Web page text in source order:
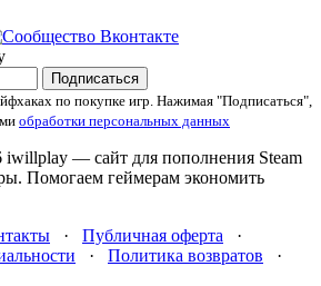
Подписаться
по покупке игр. Нажимая "Подписаться",
обработки персональных данных
— сайт для пополнения Steam
Помогаем геймерам экономить
· Публичная оферта ·
· Политика возвратов ·